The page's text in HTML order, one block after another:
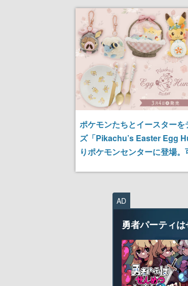
ポケモンたちとイースターを
ズ「Pikachu’s Easter Egg
りポケモンセンターに登場
やランチボックス、マグカ
AD
勇者パーティは